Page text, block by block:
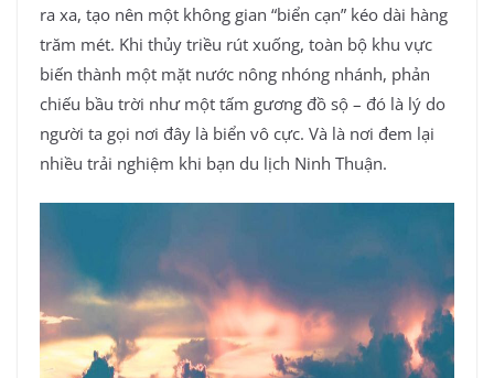
ra xa, tạo nên một không gian “biển cạn” kéo dài hàng
trăm mét. Khi thủy triều rút xuống, toàn bộ khu vực
biến thành một mặt nước nông nhóng nhánh, phản
chiếu bầu trời như một tấm gương đồ sộ – đó là lý do
người ta gọi nơi đây là biển vô cực. Và là nơi đem lại
nhiều trải nghiệm khi bạn du lịch Ninh Thuận.